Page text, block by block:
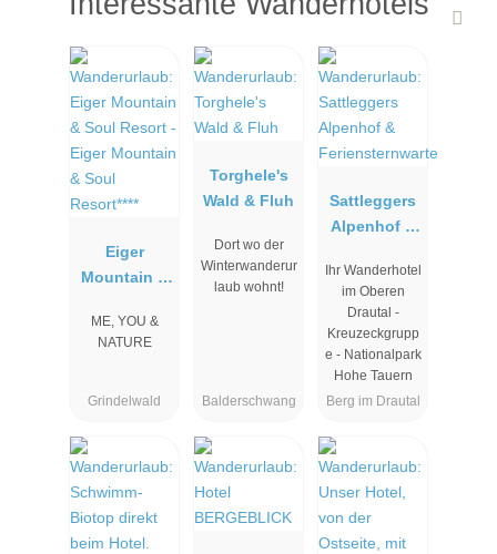
Eiger
Mountain &
Resort****
ME, YOU &
NATURE
Grindelwald
Torghele's
Wald & Fluh
Dort wo der
Winterwanderur
laub wohnt!
Balderschwang
Sattleggers
Alpenhof &
warte
Ihr Wanderhotel
im Oberen
Drautal -
Kreuzeckgrupp
e - Nationalpark
Hohe Tauern
Berg im Drautal